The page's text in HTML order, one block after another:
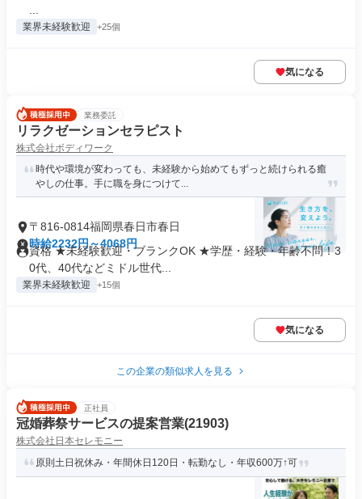
業界未経験歓迎 +25個
気になる
業務委託
リラクゼーションセラピスト
株式会社ボディワーク
時代や環境が変わっても、未経験から始めてもずっと続けられる癒
やしの仕事。手に職を身につけて...
〒816-0814福岡県春日市春日
時給2232円～4068円
資格 ★未経験歓迎・ブランクOK ★学歴・経験・年齢不問！3
0代、40代などミドル世代...
業界未経験歓迎 +15個
気になる
この企業の類似求人を見る
正社員
冠婚葬祭サービスの提案営業(21903)
株式会社日本セレモニー
原則土日祝休み・年間休日120日・転勤なし・年収600万↑可